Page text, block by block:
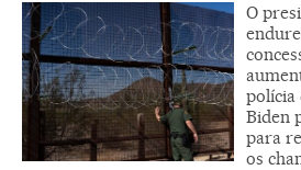
O
polícia
Biden
para
os